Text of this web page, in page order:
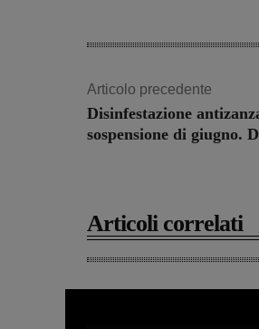
Articolo precedente
Disinfestazione
sospensione di giugno.
Articoli correlati